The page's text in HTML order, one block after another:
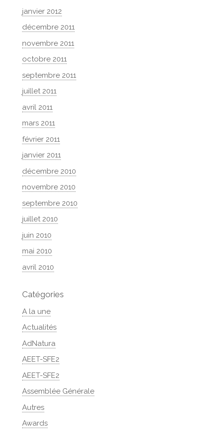
janvier 2012
décembre 2011
novembre 2011
octobre 2011
septembre 2011
juillet 2011
avril 2011
mars 2011
février 2011
janvier 2011
décembre 2010
novembre 2010
septembre 2010
juillet 2010
juin 2010
mai 2010
avril 2010
Catégories
A la une
Actualités
AdNatura
AEET-SFE2
AEET-SFE2
Assemblée Générale
Autres
Awards